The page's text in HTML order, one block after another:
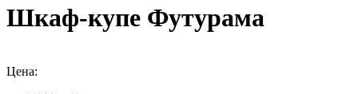
Шкаф-купе Футурама
Цена: